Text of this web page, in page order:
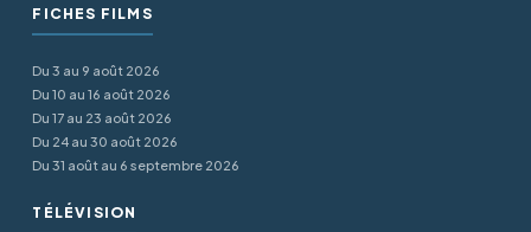
FICHES FILMS
Du 3 au 9 août 2026
Du 10 au 16 août 2026
Du 17 au 23 août 2026
Du 24 au 30 août 2026
Du 31 août au 6 septembre 2026
TÉLÉVISION